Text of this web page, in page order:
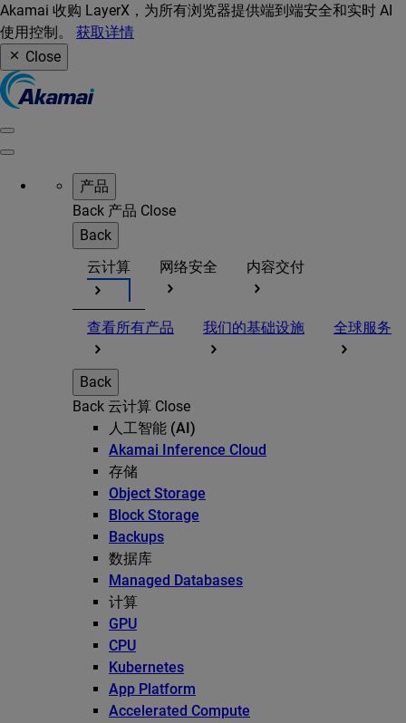
Akamai 收购 LayerX，为所有浏览器提供端到端安全和实时 AI
使用控制。 获取详情
Close
产品
Back 产品 Close
Back
云计算
网络安全 内容交付
查看所有产品 我们的基础设施 全球服务
Back
Back 云计算 Close
人工智能 (AI)
Akamai Inference Cloud
存储
Object Storage
Block Storage
Backups
数据库
Managed Databases
计算
GPU
CPU
Kubernetes
App Platform
Accelerated Compute